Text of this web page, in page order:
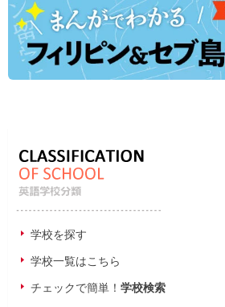
学校を探す
学校一覧はこちら
チェックで簡単！ 学校検索